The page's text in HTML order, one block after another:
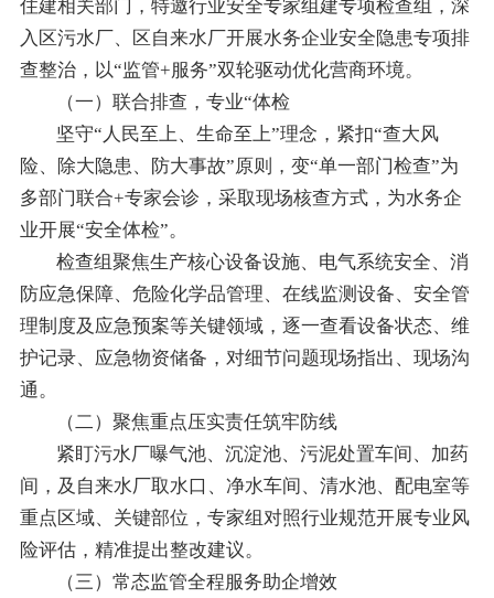
住建相关部门，特邀行业安全专家组建专项检查组，深
入区污水厂、区自来水厂开展水务企业安全隐患专项排
查整治，以“监管+服务”双轮驱动优化营商环境。
（一）联合排查，专业“体检
坚守“人民至上、生命至上”理念，紧扣“查大风
险、除大隐患、防大事故”原则，变“单一部门检查”为
多部门联合+专家会诊，采取现场核查方式，为水务企
业开展“安全体检”。
检查组聚焦生产核心设备设施、电气系统安全、消
防应急保障、危险化学品管理、在线监测设备、安全管
理制度及应急预案等关键领域，逐一查看设备状态、维
护记录、应急物资储备，对细节问题现场指出、现场沟
通。
（二）聚焦重点压实责任筑牢防线
紧盯污水厂曝气池、沉淀池、污泥处置车间、加药
间，及自来水厂取水口、净水车间、清水池、配电室等
重点区域、关键部位，专家组对照行业规范开展专业风
险评估，精准提出整改建议。
（三）常态监管全程服务助企增效